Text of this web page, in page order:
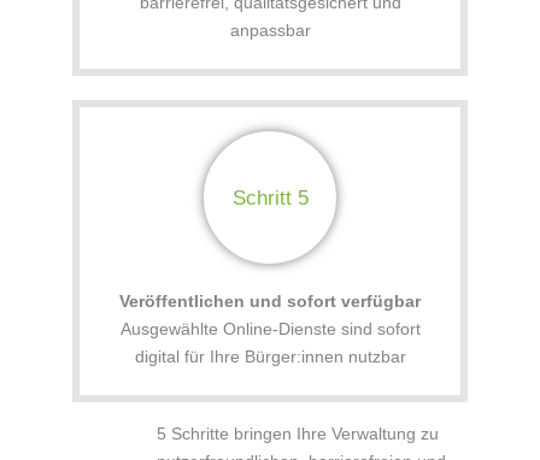
anpassbar
Schritt 5
Veröffentlichen und sofort verfügbar
Ausgewählte Online-Dienste sind sofort
digital für Ihre Bürger:innen nutzbar
5 Schritte bringen Ihre Verwaltung zu